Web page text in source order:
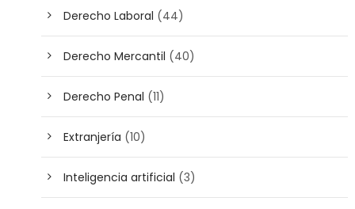
Derecho Laboral (44)
Derecho Mercantil (40)
Derecho Penal (11)
Extranjería (10)
Inteligencia artificial (3)